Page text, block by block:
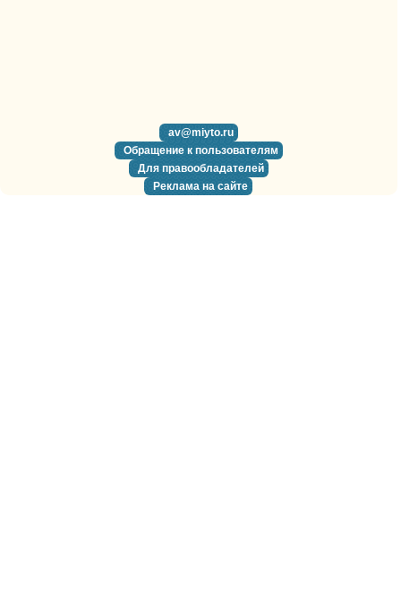
av@miyto.ru
Обращение к пользователям
Для правообладателей
Реклама на сайте